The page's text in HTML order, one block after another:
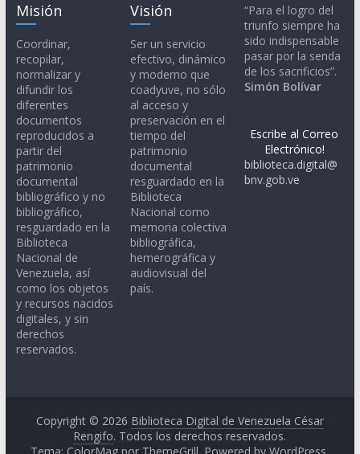
Misión
Coordinar,
recopilar,
normalizar y
difundir los
diferentes
documentos
reproducidos a
partir del
patrimonio
documental
bibliográfico y no
bibliográfico,
resguardado en la
Biblioteca
Nacional de
Venezuela, así
como los objetos
y recursos nacidos
digitales, y sin
derechos
reservados.
Visión
Ser un servicio
efectivo, dinámico
y moderno que
coadyuve, no sólo
al acceso y
preservación en el
tiempo del
patrimonio
documental
resguardado en la
Biblioteca
Nacional como
memoria colectiva
bibliográfica,
hemerográfica y
audiovisual del
país.
“Para el logro del
triunfo siempre ha
sido indispensable
pasar por la senda
de los sacrificios”.
Simón Bolívar
Escribe al Correo
Electrónico!
biblioteca.digital@
bnv.gob.ve
Copyright © 2026 Biblioteca Digital de Venezuela César
Rengifo. Todos los derechos reservados.